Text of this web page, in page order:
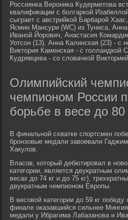
Россиянка Вероника Кудерметова
квалификации с болгаркой
сыграет с австрийкой Барбарой
Ясмин Мансури (WC) из Туниса,
Иваной Йорович, Анастасия
Уотсон (13), Анна Калинская (23) - с
Виктория Каменская - с голландкой
Кудрявцева - со словачкой
Олимпийский
чемпионом России
борьбе в весе до 80
В финальной схватке спортсмен
бронзовые медали завоевали
Хакулов.
Власов, который дебютировал в
категории, является двукратным
весах до 74 кг и до 75 кг),
двукратным чемпионом Европы.
В весовой категории до 59 кг
финале оказавшийся сильнее
медали у Ибрагима Лабазанова и